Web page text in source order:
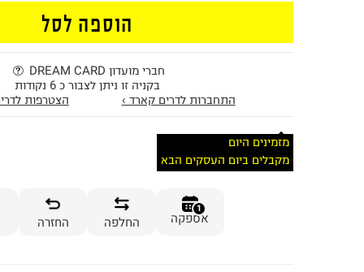
הוספה לסל
חברי מועדון DREAM CARD
בקניה זו ניתן לצבור כ 6 נקודות
התחברות לדרים קארד ›
הצטרפות
מזמינים היום
מקבלים ביום העסקים הבא
1
אספקה החלפה החזרה